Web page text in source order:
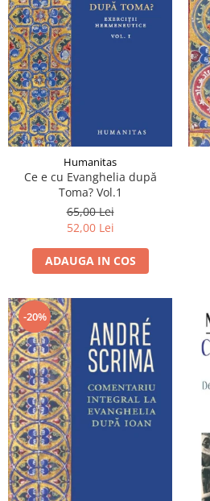
Humanitas
Ce e cu Evanghelia după
Toma? Vol.1
65,00 Lei
52,00 Lei
ADAUGA IN COS
-20%